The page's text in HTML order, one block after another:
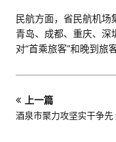
民航方面，省民航机场
青岛、成都、重庆、深
对“首乘旅客”和晚到旅
上一篇
酒泉市聚力攻坚实干争